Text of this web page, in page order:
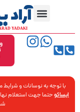
با توجه به نوسانات و
ایساکوحتما جهت استعلام